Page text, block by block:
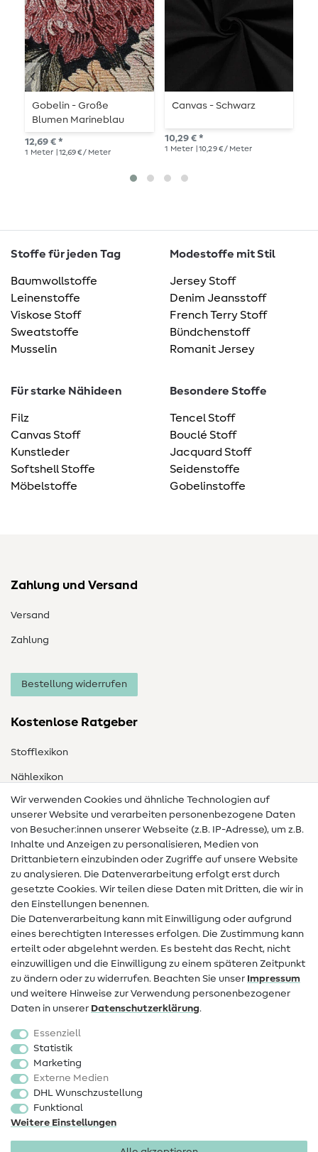
Gobelin - Große
Blumen Marineblau
Multicolor
12,69 € *
1 Meter | 12,69 € / Meter
Canvas - Schwarz
10,29 € *
1 Meter | 10,29 € / Meter
Stoffe für jeden Tag
Baumwollstoffe
Leinenstoffe
Viskose Stoff
Sweatstoffe
Musselin
Modestoffe mit Stil
Jersey Stoff
Denim Jeansstoff
French Terry Stoff
Bündchenstoff
Romanit Jersey
Für starke Nähideen
Filz
Canvas Stoff
Kunstleder
Softshell Stoffe
Möbelstoffe
Besondere Stoffe
Tencel Stoff
Bouclé Stoff
Jacquard Stoff
Seidenstoffe
Gobelinstoffe
Zahlung und Versand
Versand
Zahlung
Bestellung widerrufen
Kostenlose Ratgeber
Stofflexikon
Nählexikon
Nähanleitungen
Hilfe & Kontakt
Kontakt
Infos zum Betreiberwechsel
Widerrufsrecht
Beliebt
Stoffe
Sale
Schnittmuster
Wir verwenden Cookies und ähnliche Technologien auf
unserer Website und verarbeiten personenbezogene Daten
von Besucher:innen unserer Webseite (z.B. IP-Adresse), um z.B.
Inhalte und Anzeigen zu personalisieren, Medien von
Drittanbietern einzubinden oder Zugriffe auf unsere Website
zu analysieren. Die Datenverarbeitung erfolgt erst durch
gesetzte Cookies. Wir teilen diese Daten mit Dritten, die wir in
den Einstellungen benennen.
Die Datenverarbeitung kann mit Einwilligung oder aufgrund
eines berechtigten Interesses erfolgen. Die Zustimmung kann
erteilt oder abgelehnt werden. Es besteht das Recht, nicht
einzuwilligen und die Einwilligung zu einem späteren Zeitpunkt
zu ändern oder zu widerrufen. Beachten Sie unser Impressum
und weitere Hinweise zur Verwendung personenbezogener
Daten in unserer Daten­schutz­erklärung.
Essenziell
Statistik
Marketing
Externe Medien
DHL Wunschzustellung
Funktional
Weitere Einstellungen